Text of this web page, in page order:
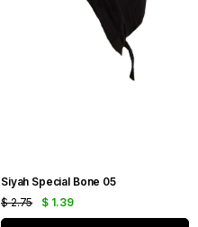
Siyah Special Bone 05
$ 1.39
$ 2.75